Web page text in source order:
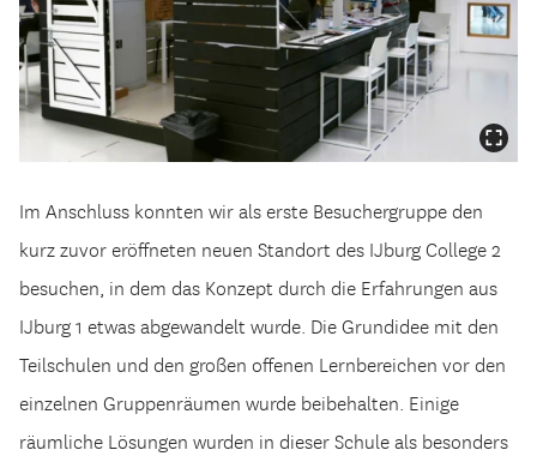
Im Anschluss konnten wir als erste Besuchergruppe den
kurz zuvor eröffneten neuen Standort des IJburg College 2
besuchen, in dem das Konzept durch die Erfahrungen aus
IJburg 1 etwas abgewandelt wurde. Die Grundidee mit den
Teilschulen und den großen offenen Lernbereichen vor den
einzelnen Gruppenräumen wurde beibehalten. Einige
räumliche Lösungen wurden in dieser Schule als besonders